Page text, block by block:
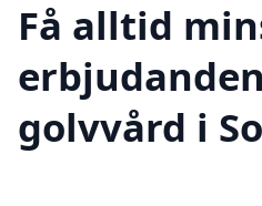
Få alltid
golvvård i